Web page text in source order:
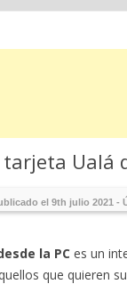
Ualá
el 9th julio 2021 -
la PC es un
que quieren